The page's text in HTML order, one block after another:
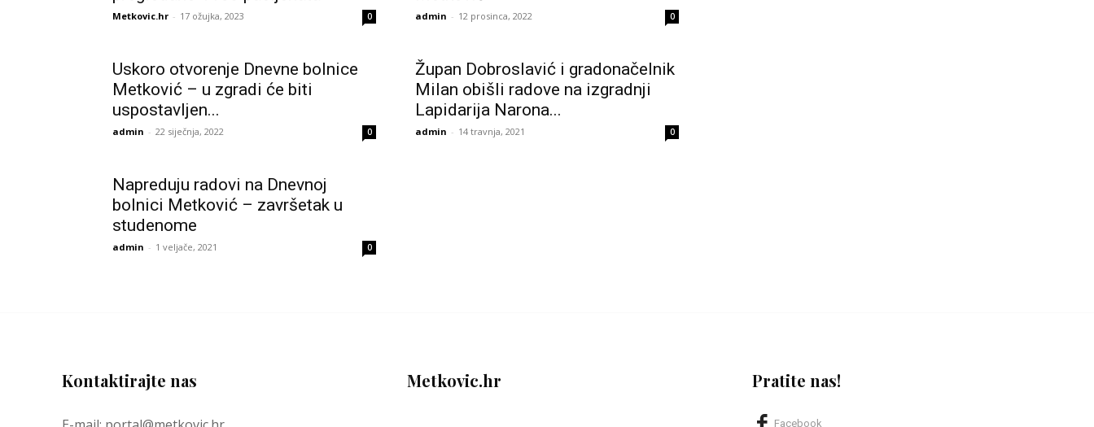
Metkovic.hr - 17 ožujka, 2023 0 admin - 12 prosinca, 2022 0
Uskoro otvorenje Dnevne bolnice
Metković – u zgradi će biti
uspostavljen...
admin - 22 siječnja, 2022 0
Župan Dobroslavić i gradonačelnik
Milan obišli radove na izgradnji
Lapidarija Narona...
admin - 14 travnja, 2021 0
Napreduju radovi na Dnevnoj
bolnici Metković – završetak u
studenome
admin - 1 veljače, 2021 0
Kontaktirajte nas Metkovic.hr Pratite nas!
Facebook